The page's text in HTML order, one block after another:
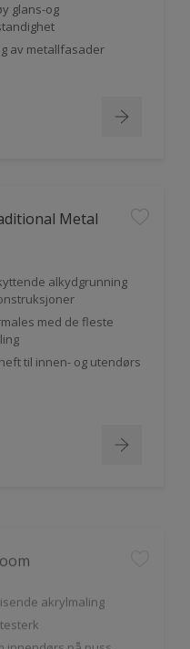
glans-og
av metallfasader
Metal
alkydgrunning
med de fleste
til innen- og utendørs
innendørs på puss,
gipsplater